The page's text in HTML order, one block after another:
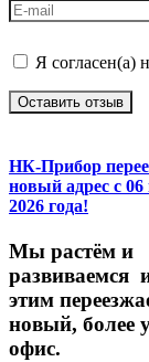
Я согласен(а)
Оставить отзыв
НК-Прибор
новый адрес с
2026 года!
Мы растём и
развиваемся
этим
новый, более
офис.